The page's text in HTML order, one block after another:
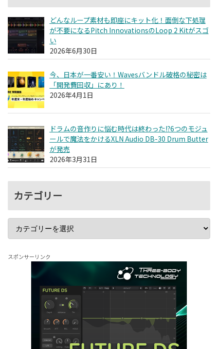
どんなループ素材も即座にキット化！面倒な下処理
が不要になるPitch InnovationsのLoop 2 Kitがスゴ
い
2026年6月30日
今、日本が一番安い！Wavesバンドル破格の秘密は
「開発費回収」にあり！
2026年4月1日
ドラムの音作りに悩む時代は終わった!?6つのモジュ
ールで魔法をかけるXLN Audio DB-30 Drum Butter
が発売
2026年3月31日
カテゴリー
スポンサーリンク